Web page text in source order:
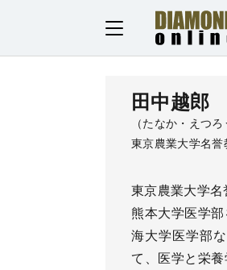
田中越郎
（たなか・えつろ
東京農業大学名
東京農業大学名
熊本大学医学
海大学医学部
て、医学と栄